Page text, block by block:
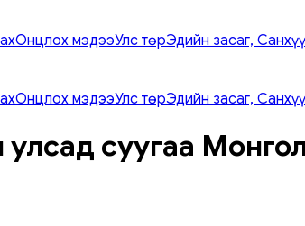
Онцлох мэдээУлс төрЭдийн засаг, Санхүү
Онцлох мэдээУлс төрЭдийн засаг, Санхүү
суугаа